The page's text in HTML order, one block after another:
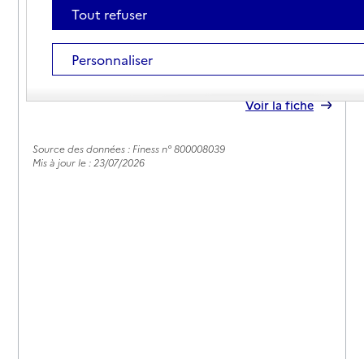
80400-Eppeville
03 23 81 48 88
Contact
Rapport HAS
Voir la fiche
Source des données : Finess n° 800008039
Mis à jour le : 23/07/2026
Tout refuser
Personnaliser